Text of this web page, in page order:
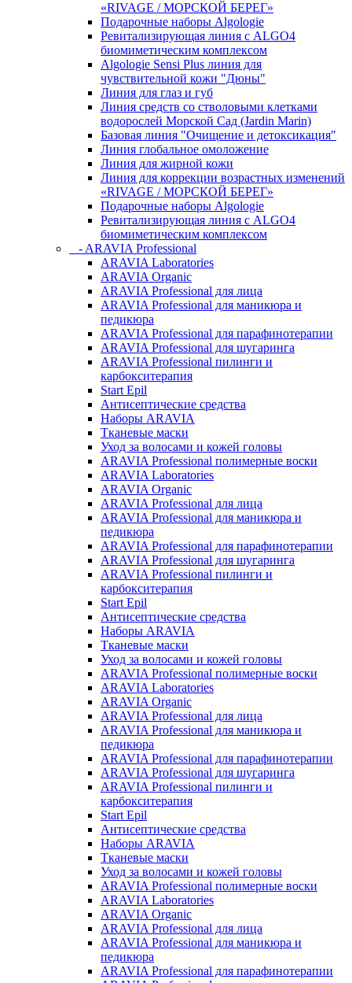
«RIVAGE / МОРСКОЙ БЕРЕГ»
Подарочные наборы Algologie
Ревитализирующая линия с ALGO4
биомиметическим комплексом
Algologie Sensi Plus линия для
чувcтвительной кожи "Дюны"
Линия для глаз и губ
Линия средств со стволовыми клетками
водорослей Морской Сад (Jardin Marin)
Базовая линия "Очищение и детоксикация"
Линия глобальное омоложение
Линия для жирной кожи
Линия для коррекции возрастных изменений
«RIVAGE / МОРСКОЙ БЕРЕГ»
Подарочные наборы Algologie
Ревитализирующая линия с ALGO4
биомиметическим комплексом
- ARAVIA Professional
ARAVIA Laboratories
ARAVIA Organic
ARAVIA Professional для лица
ARAVIA Professional для маникюра и
педикюра
ARAVIA Professional для парафинотерапии
ARAVIA Professional для шугаринга
ARAVIA Professional пилинги и
карбокситерапия
Start Epil
Антисептические средства
Наборы ARAVIA
Тканевые маски
Уход за волосами и кожей головы
ARAVIA Professional полимерные воски
ARAVIA Laboratories
ARAVIA Organic
ARAVIA Professional для лица
ARAVIA Professional для маникюра и
педикюра
ARAVIA Professional для парафинотерапии
ARAVIA Professional для шугаринга
ARAVIA Professional пилинги и
карбокситерапия
Start Epil
Антисептические средства
Наборы ARAVIA
Тканевые маски
Уход за волосами и кожей головы
ARAVIA Professional полимерные воски
ARAVIA Laboratories
ARAVIA Organic
ARAVIA Professional для лица
ARAVIA Professional для маникюра и
педикюра
ARAVIA Professional для парафинотерапии
ARAVIA Professional для шугаринга
ARAVIA Professional пилинги и
карбокситерапия
Start Epil
Антисептические средства
Наборы ARAVIA
Тканевые маски
Уход за волосами и кожей головы
ARAVIA Professional полимерные воски
ARAVIA Laboratories
ARAVIA Organic
ARAVIA Professional для лица
ARAVIA Professional для маникюра и
педикюра
ARAVIA Professional для парафинотерапии